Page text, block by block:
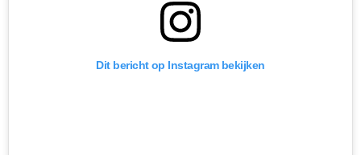
Dit bericht op Instagram bekijken